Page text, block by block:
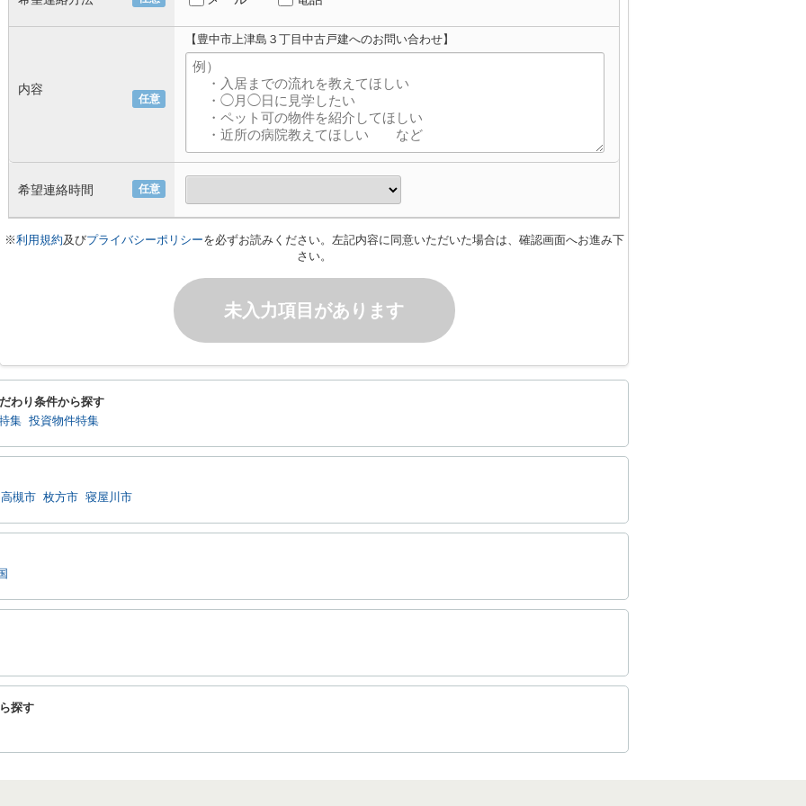
任意
内容
【豊中市上津島３丁目中古戸建へのお問い合わせ】
任意
希望連絡時間
※利用規約及びプライバシーポリシーを必ずお読みください。左記内容に同意いただいた場合は、確認画面へお進み下
さい。
未入力項目があります
わり条件から探す
集 投資物件特集
高槻市 枚方市 寝屋川市
探す